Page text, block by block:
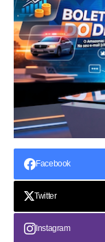
Facebook
Twitter
Instagram